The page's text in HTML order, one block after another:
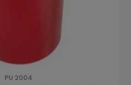
PU 2004